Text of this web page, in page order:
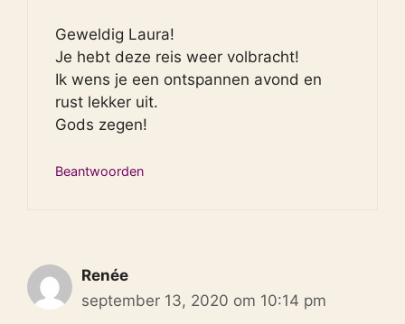
Geweldig Laura!
Je hebt deze reis weer volbracht!
Ik wens je een ontspannen avond en
rust lekker uit.
Gods zegen!
Beantwoorden
Renée
september 13, 2020 om 10:14 pm